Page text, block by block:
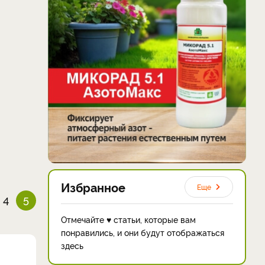
4 5
Избранное Еще
Отмечайте ♥ статьи, которые вам
понравились, и они будут отображаться
здесь